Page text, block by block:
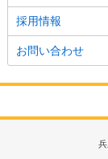
採用情報
お問い合わせ